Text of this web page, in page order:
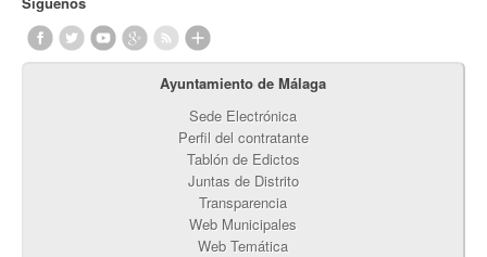
Ayuntamiento de Málaga
Sede Electrónica
Perfil del contratante
Tablón de Edictos
Juntas de Distrito
Transparencia
Web Municipales
Web Temática